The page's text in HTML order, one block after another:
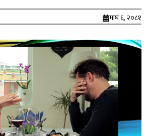
माघ ६, २०८१